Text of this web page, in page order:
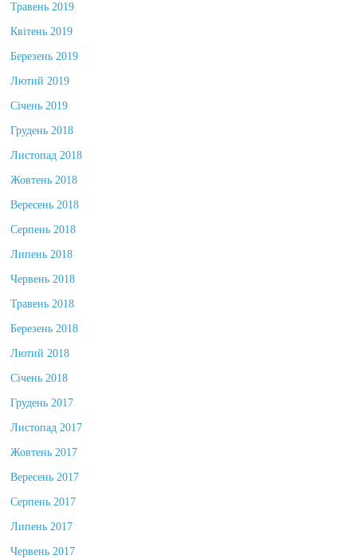
Травень 2019
Квітень 2019
Березень 2019
Лютий 2019
Січень 2019
Грудень 2018
Листопад 2018
Жовтень 2018
Вересень 2018
Серпень 2018
Липень 2018
Червень 2018
Травень 2018
Березень 2018
Лютий 2018
Січень 2018
Грудень 2017
Листопад 2017
Жовтень 2017
Вересень 2017
Серпень 2017
Липень 2017
Червень 2017